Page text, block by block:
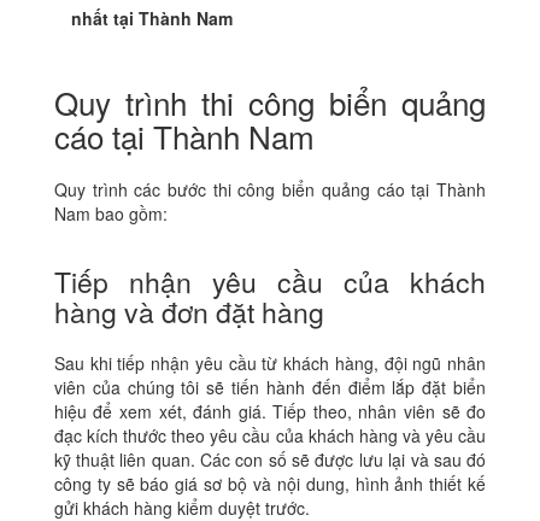
nhất tại Thành Nam
Quy trình thi công biển quảng
cáo tại Thành Nam
Quy trình các bước thi công biển quảng cáo tại Thành
Nam bao gồm:
Tiếp nhận yêu cầu của khách
hàng và đơn đặt hàng
Sau khi tiếp nhận yêu cầu từ khách hàng, đội ngũ nhân
viên của chúng tôi sẽ tiến hành đến điểm lắp đặt biển
hiệu để xem xét, đánh giá. Tiếp theo, nhân viên sẽ đo
đạc kích thước theo yêu cầu của khách hàng và yêu cầu
kỹ thuật liên quan. Các con số sẽ được lưu lại và sau đó
công ty sẽ báo giá sơ bộ và nội dung, hình ảnh thiết kế
gửi khách hàng kiểm duyệt trước.